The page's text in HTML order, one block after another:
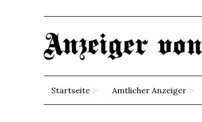
Startseite Amtlicher Anzeiger